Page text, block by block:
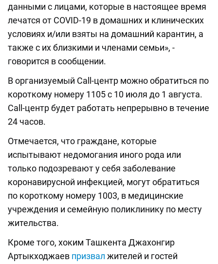
данными с лицами, которые в настоящее время
лечатся от COVID-19 в домашних и клинических
условиях и/или взяты на домашний карантин, а
также с их близкими и членами семьи», -
говорится в сообщении.
В организуемый Call-центр можно обратиться по
короткому номеру 1105 с 10 июля до 1 августа.
Call-центр будет работать непрерывно в течение
24 часов.
Отмечается, что граждане, которые
испытывают недомогания иного рода или
только подозревают у себя заболевание
коронавирусной инфекцией, могут обратиться
по короткому номеру 1003, в медицинские
учреждения и семейную поликлинику по месту
жительства.
Кроме того, хоким Ташкента Джахонгир
Артыкходжаев призвал жителей и гостей